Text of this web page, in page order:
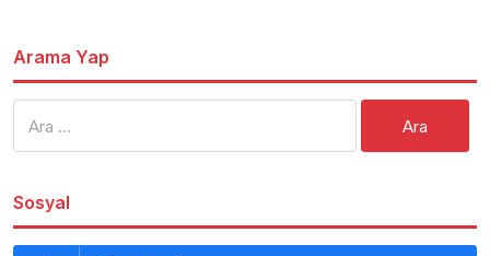
Arama Yap
Sosyal